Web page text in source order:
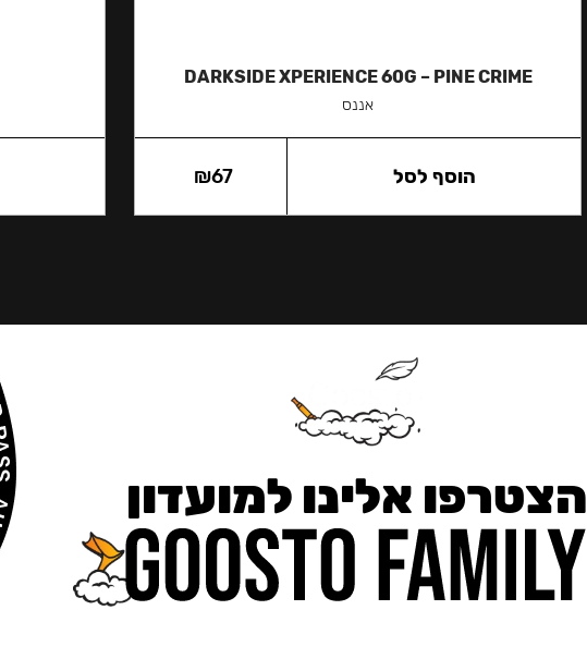
DARKSIDE XPERIENCE 60G – PINE CRIME
אננס
₪67 הוסף לסל
הצטרפו אלינו למועדון